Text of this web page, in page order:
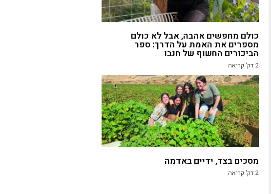
כולם מחפשים אהבה, אבל לא כולם
מספרים את האמת על הדרך: ספר
הביכורים החשוף של חנבו
2דק' קריאה
מסכים בצד, ידיים באדמה
2דק' קריאה